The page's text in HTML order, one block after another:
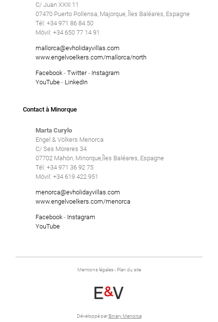
C/ Juan XXIII 11
07470 Puerto Pollensa, Majorque, Îles Baléares, Espagne
Tél: +34 971 86 84 50
Móvil: +34 650 77 14 91
mallorca@evholidayvillas.com
www.engelvoelkers.com/mallorca/north
Facebook- Twitter- Instagram
YouTube- LinkedIn
Contact à Minorque
Marta Curylo
Engel & Völkers Menorca
C/ Ses Moreres 34
07702 Mahón, Minorque,Îles Baléares, Espagne
Tél: +34 971 36 92 75
Móvil: +34 619 422 951
menorca@evholidayvillas.com
www.engelvoelkers.com/menorca
Facebook- Instagram
YouTube
Mentions légales- Plan du site
Développé parBinary Menorca